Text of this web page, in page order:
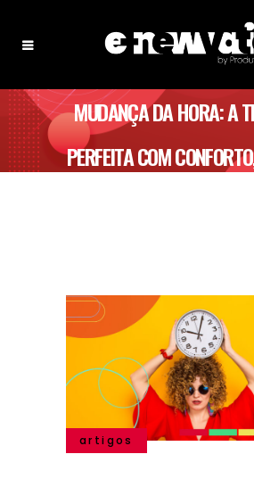
MUDANÇA DA HORA: A
PERFEITA COM
artigos